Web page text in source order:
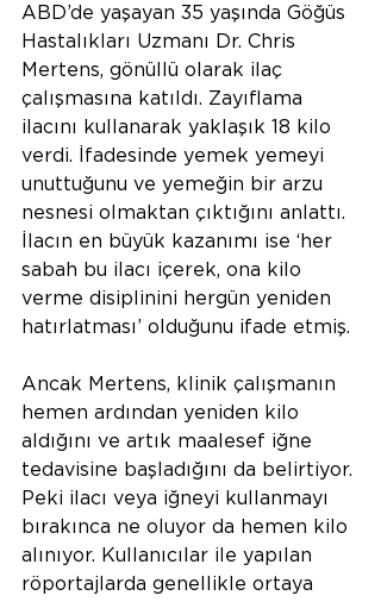
ABD’de yaşayan 35 yaşında Göğüs
Hastalıkları Uzmanı Dr. Chris
Mertens, gönüllü olarak ilaç
çalışmasına katıldı. Zayıflama
ilacını kullanarak yaklaşık 18 kilo
verdi. İfadesinde yemek yemeyi
unuttuğunu ve yemeğin bir arzu
nesnesi olmaktan çıktığını anlattı.
İlacın en büyük kazanımı ise ‘her
sabah bu ilacı içerek, ona kilo
verme disiplinini hergün yeniden
hatırlatması’ olduğunu ifade etmiş.
Ancak Mertens, klinik çalışmanın
hemen ardından yeniden kilo
aldığını ve artık maalesef iğne
tedavisine başladığını da belirtiyor.
Peki ilacı veya iğneyi kullanmayı
bırakınca ne oluyor da hemen kilo
alınıyor. Kullanıcılar ile yapılan
röportajlarda genellikle ortaya